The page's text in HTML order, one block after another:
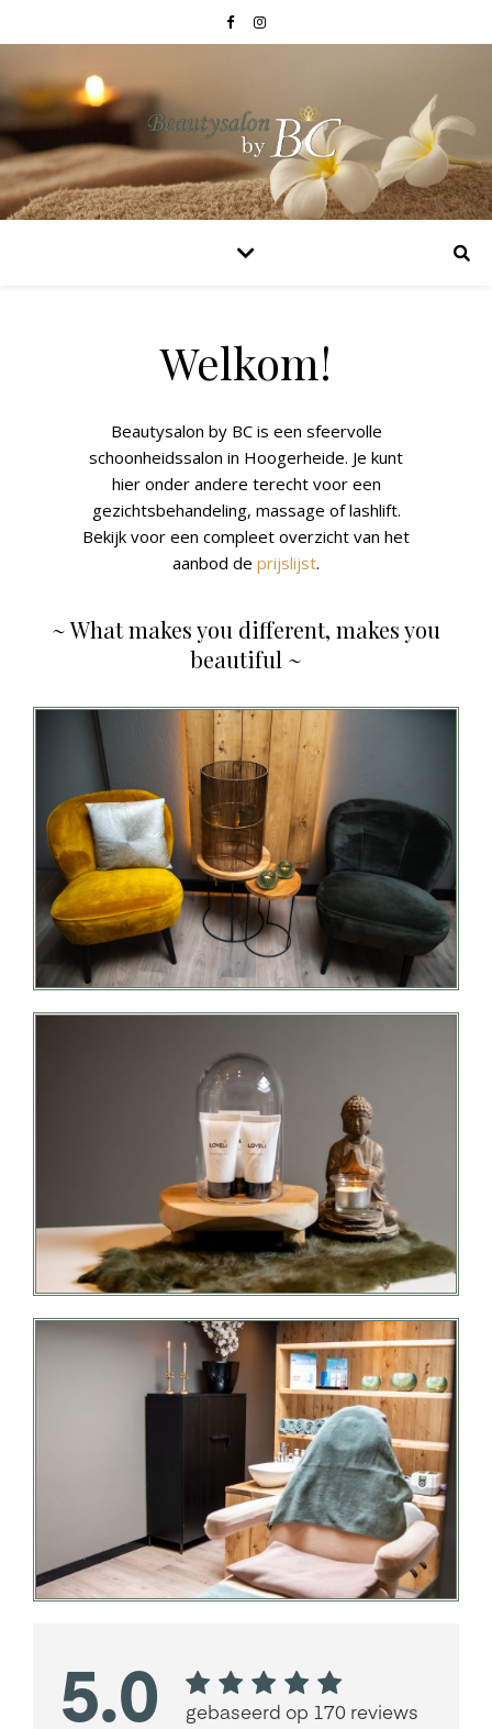
Welkom!
Beautysalon by BC is een sfeervolle
schoonheidssalon in Hoogerheide. Je kunt
hier onder andere terecht voor een
gezichtsbehandeling, massage of lashlift.
Bekijk voor een compleet overzicht van het
aanbod de prijslijst.
~ What makes you different, makes you
beautiful ~